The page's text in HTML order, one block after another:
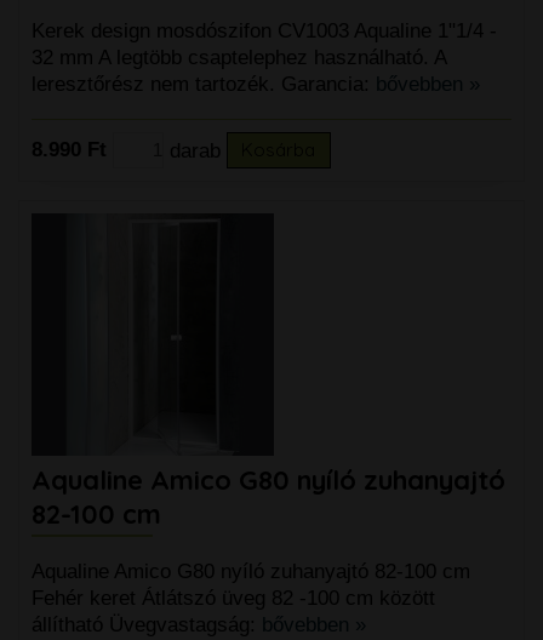
Kerek design mosdószifon CV1003 Aqualine 1"1/4 -
32 mm A legtöbb csaptelephez használható. A
leresztőrész nem tartozék. Garancia: bővebben »
8.990 Ft darab
Aqualine Amico G80 nyíló zuhanyajtó
82-100 cm
Aqualine Amico G80 nyíló zuhanyajtó 82-100 cm
Fehér keret Átlátszó üveg 82 -100 cm között
állítható Üvegvastagság: bővebben »